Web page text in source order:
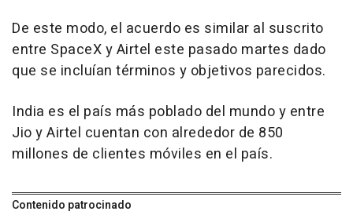
De este modo, el acuerdo es similar al suscrito
entre SpaceX y Airtel este pasado martes dado
que se incluían términos y objetivos parecidos.
India es el país más poblado del mundo y entre
Jio y Airtel cuentan con alrededor de 850
millones de clientes móviles en el país.
Contenido patrocinado